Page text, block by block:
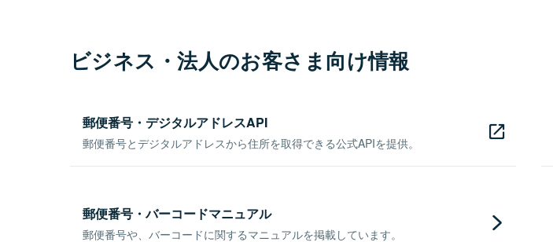
ビジネス・法人のお客さま向け情報
郵便番号・デジタルアドレスAPI
郵便番号とデジタルアドレスから住所を取得できる公式APIを提供。
郵便番号・バーコードマニュアル
郵便番号や、バーコードに関するマニュアルを掲載しています。